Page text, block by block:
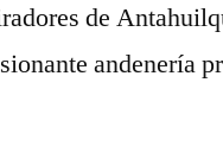
de
andenería